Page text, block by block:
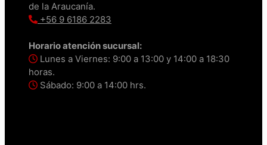
de la Araucanía.
+56 9 6186 2283
Horario atención sucursal:
Lunes a Viernes: 9:00 a 13:00 y 14:00 a 18:30
horas.
Sábado: 9:00 a 14:00 hrs.